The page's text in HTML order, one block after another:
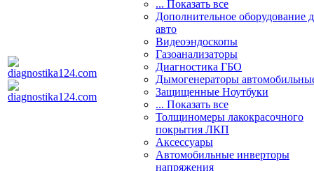
... Показать все
Дополнительное оборудование
авто
Видеоэндоскопы
Газоанализаторы
Диагностика ГБО
Дымогенераторы
Защищенные Ноутбуки
... Показать все
Толщиномеры лакокрасочного
покрытия ЛКП
Аксессуары
Автомобильные инверторы
напряжения